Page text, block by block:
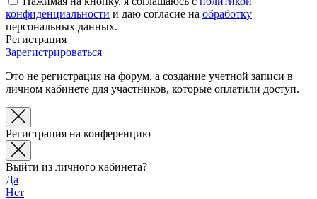
конфиденциальности и даю согласие на обработку
персональных данных.
Регистрация
Зарегистрироваться
Это не регистрация на форум, а создание учетной записи в
личном кабинете для участников, которые оплатили доступ.
Регистрация на конференцию
Выйти из личного кабинета?
Да
Нет